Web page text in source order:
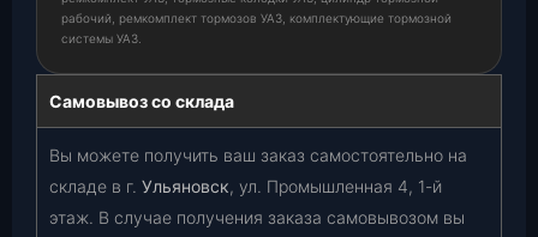
рабочий, ремкомплект тормозов УАЗ, комплектующие тормозной
системы УАЗ.
Самовывоз со склада
Вы можете получить ваш заказ самостоятельно на
складе в г. Ульяновск, ул. Промышленная 4, 1-й
этаж. В случае получения заказа самовывозом вы